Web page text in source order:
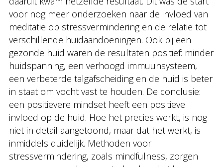
voor nog meer onderzoeken naar de invloed van
meditatie op stressvermindering en de relatie tot
verschillende huidaandoeningen. Ook bij een
gezonde huid waren de resultaten positief: minder
huidspanning, een verhoogd immuunsysteem,
een verbeterde talgafscheiding en de huid is beter
in staat om vocht vast te houden. De conclusie:
een positievere mindset heeft een positieve
invloed op de huid. Hoe het precies werkt, is nog
niet in detail aangetoond, maar dat het werkt, is
inmiddels duidelijk. Methoden voor
stressvermindering, zoals mindfulness, zorgen